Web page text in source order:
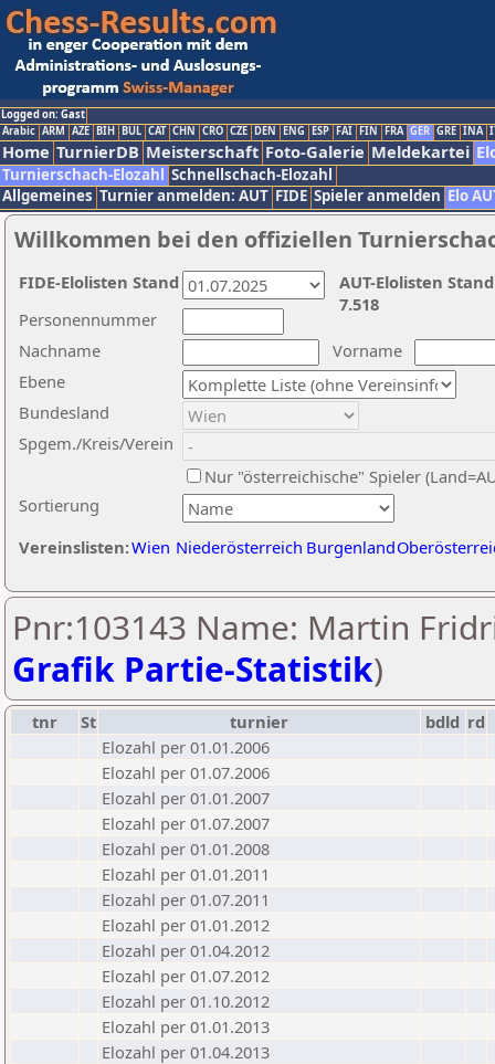
Logged on: Gast
Arabic ARM AZE BIH BUL CAT CHN CRO CZE DEN ENG ESP FAI FIN FRA GER GRE INA
Home TurnierDB Meisterschaft Foto-Galerie Meldekartei
Turnierschach-Elozahl Schnellschach-Elozahl
Allgemeines Turnier anmelden: AUT FIDE Spieler anmelden Elo
Willkommen bei den offiziellen
Nachname
Vorname
Ebene
Sortierung
Personennummer
Bundesland
Spgem./Kreis/Verein
Nur "österreichische" Spieler
Vereinslisten:Wien Niederösterreich Burgenland
AUT-Elolisten
7.518
FIDE-Elolisten Stand
Pnr:103143 Name: Martin
Grafik Partie-Statistik)
tnr St turnier bdld rd
Elozahl per 01.01.2006
Elozahl per 01.07.2006
Elozahl per 01.01.2007
Elozahl per 01.07.2007
Elozahl per 01.01.2008
Elozahl per 01.01.2011
Elozahl per 01.07.2011
Elozahl per 01.01.2012
Elozahl per 01.04.2012
Elozahl per 01.07.2012
Elozahl per 01.10.2012
Elozahl per 01.01.2013
Elozahl per 01.04.2013